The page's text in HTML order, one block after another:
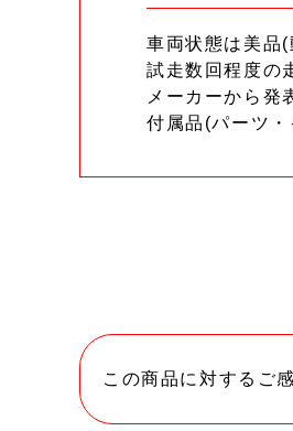
車両状態は美品
試走数回程度の
メーカーから発
付属品(パーツ・
この商品に対するご